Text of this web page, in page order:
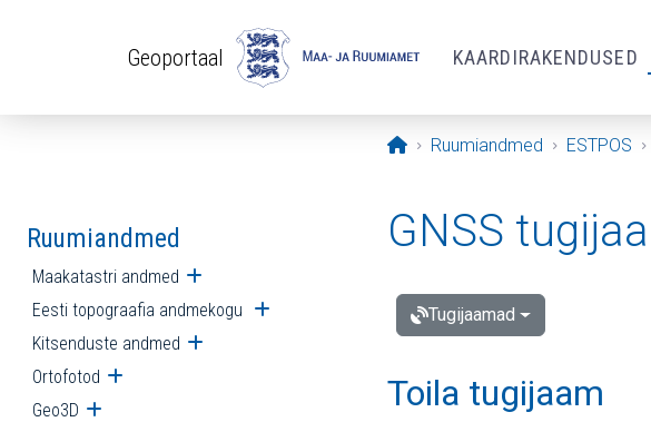
Geoportaal KAARDIRAKENDUSED
Avaleht
Ruumiandmed ESTPOS
Ruumiandmed
Maakatastri andmed Ava alammenüü
Eesti topograafia andmekogu Ava alammenüü
Kitsenduste andmed Ava alammenüü
Ortofotod Ava alammenüü
Geo3D Ava alammenüü
GNSS
Tugijaamad
Toila tugijaam